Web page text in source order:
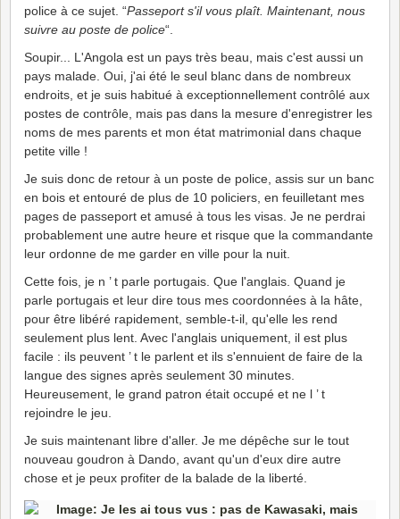
police à ce sujet. “Passeport s'il vous plaît. Maintenant, nous
suivre au poste de police“.
Soupir... L'Angola est un pays très beau, mais c'est aussi un
pays malade. Oui, j'ai été le seul blanc dans de nombreux
endroits, et je suis habitué à exceptionnellement contrôlé aux
postes de contrôle, mais pas dans la mesure d'enregistrer les
noms de mes parents et mon état matrimonial dans chaque
petite ville !
Je suis donc de retour à un poste de police, assis sur un banc
en bois et entouré de plus de 10 policiers, en feuilletant mes
pages de passeport et amusé à tous les visas. Je ne perdrai
probablement une autre heure et risque que la commandante
leur ordonne de me garder en ville pour la nuit.
Cette fois, je n ’ t parle portugais. Que l'anglais. Quand je
parle portugais et leur dire tous mes coordonnées à la hâte,
pour être libéré rapidement, semble-t-il, qu'elle les rend
seulement plus lent. Avec l'anglais uniquement, il est plus
facile : ils peuvent ’ t le parlent et ils s'ennuient de faire de la
langue des signes après seulement 30 minutes.
Heureusement, le grand patron était occupé et ne l ’ t
rejoindre le jeu.
Je suis maintenant libre d'aller. Je me dépêche sur le tout
nouveau goudron à Dando, avant qu'un d'eux dire autre
chose et je peux profiter de la balade de la liberté.